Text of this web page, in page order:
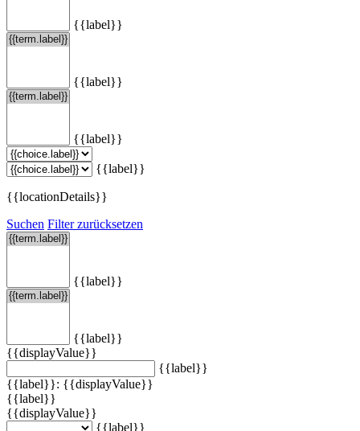
{{label}}
{{label}}
{{label}}
{{label}}
{{locationDetails}}
Suchen Filter zurücksetzen
{{label}}
{{label}}
{{displayValue}}
{{label}}
{{label}}: {{displayValue}}
{{label}}
{{displayValue}}
{{label}}